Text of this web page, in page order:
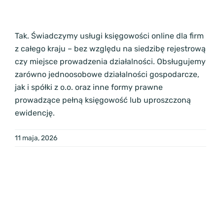
KANCELARIA
SKLEP Z USŁUGAMI
Tak. Świadczymy usługi księgowości online dla firm
z całego kraju – bez względu na siedzibę rejestrową
czy miejsce prowadzenia działalności. Obsługujemy
zarówno jednoosobowe działalności gospodarcze,
jak i spółki z o.o. oraz inne formy prawne
prowadzące pełną księgowość lub uproszczoną
ewidencję.
11 maja, 2026